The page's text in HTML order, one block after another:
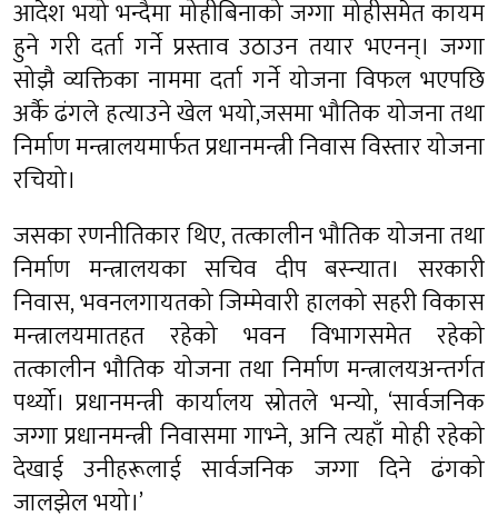
आदेश भयो भन्दैमा मोहीबिनाको जग्गा मोहीसमेत कायम
हुने गरी दर्ता गर्ने प्रस्ताव उठाउन तयार भएनन्। जग्गा
सोझै व्यक्तिका नाममा दर्ता गर्ने योजना विफल भएपछि
अर्कै ढंगले हत्याउने खेल भयो,जसमा भौतिक योजना तथा
निर्माण मन्त्रालयमार्फत प्रधानमन्त्री निवास विस्तार योजना
रचियो।
जसका रणनीतिकार थिए, तत्कालीन भौतिक योजना तथा
निर्माण मन्त्रालयका सचिव दीप बस्न्यात। सरकारी
निवास, भवनलगायतको जिम्मेवारी हालको सहरी विकास
मन्त्रालयमातहत रहेको भवन विभागसमेत रहेको
तत्कालीन भौतिक योजना तथा निर्माण मन्त्रालयअन्तर्गत
पर्थ्यो। प्रधानमन्त्री कार्यालय स्रोतले भन्यो, ‘सार्वजनिक
जग्गा प्रधानमन्त्री निवासमा गाभ्ने, अनि त्यहाँ मोही रहेको
देखाई उनीहरूलाई सार्वजनिक जग्गा दिने ढंगको
जालझेल भयो।’